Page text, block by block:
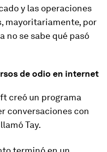
y las operaciones
mayoritariamente, por
no se sabe qué pasó
de odio en internet
creó un programa
conversaciones con
Tay.